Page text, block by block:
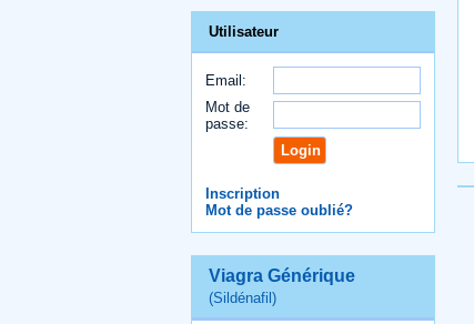
Utilisateur
Email:
Mot de
passe:
Inscription
Mot de passe oublié?
Viagra Générique
(Sildénafil)